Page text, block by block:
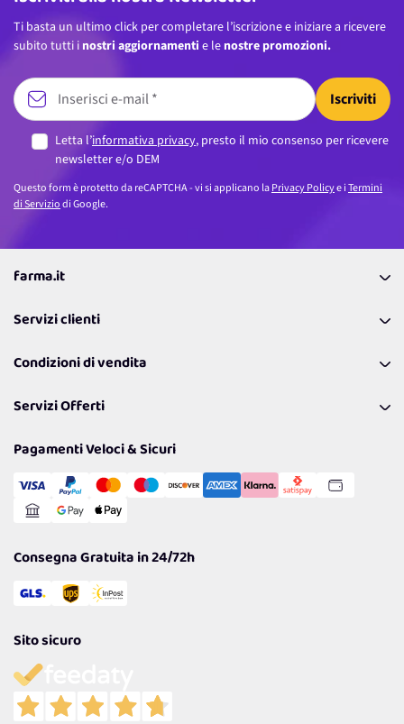
Ti basta un ultimo click per completare l’iscrizione e iniziare a ricevere
subito tutti i nostri aggiornamenti e le nostre promozioni.
Iscriviti
Letta l’informativa privacy, presto il mio consenso per ricevere
newsletter e/o DEM
Questo form è protetto da reCAPTCHA - vi si applicano laPrivacy Policye iTermini
di Serviziodi Google.
farma.it
Coupon
Lavora con noi
Politiche per la parità di genere
Servizi clienti
Richiamami
Resi
Condizioni di vendita
Spedizioni
Cookie Policy
Gestisci Cookie
Servizi Offerti
Reso Facile e Veloce
Pagamenti Veloci & Sicuri
Consegna Gratuita in 24/72h
Sito sicuro